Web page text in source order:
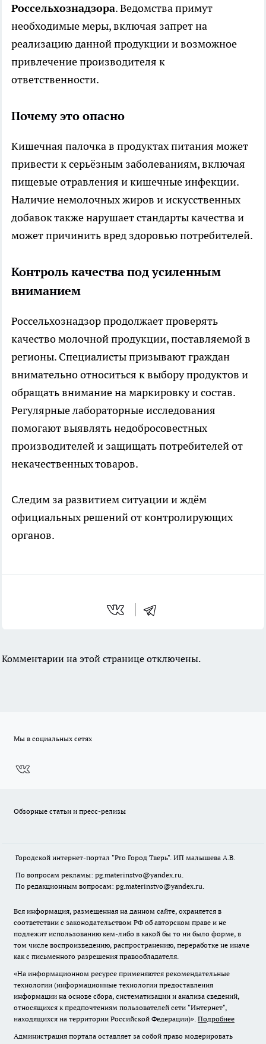
Россельхознадзора. Ведомства примут
необходимые меры, включая запрет на
реализацию данной продукции и возможное
привлечение производителя к
ответственности.
Почему это опасно
Кишечная палочка в продуктах питания может
привести к серьёзным заболеваниям, включая
пищевые отравления и кишечные инфекции.
Наличие немолочных жиров и искусственных
добавок также нарушает стандарты качества и
может причинить вред здоровью потребителей.
Контроль качества под усиленным
вниманием
Россельхознадзор продолжает проверять
качество молочной продукции, поставляемой в
регионы. Специалисты призывают граждан
внимательно относиться к выбору продуктов и
обращать внимание на маркировку и состав.
Регулярные лабораторные исследования
помогают выявлять недобросовестных
производителей и защищать потребителей от
некачественных товаров.
Следим за развитием ситуации и ждём
официальных решений от контролирующих
органов.
Комментарии на этой странице отключены.
Мы в социальных сетях
Обзорные статьи и пресс-релизы
Городской интернет-портал "Pro Город Тверь". ИП малышева А.В.
По вопросам рекламы: pg.materinstvo@yandex.ru.
По редакционным вопросам: pg.materinstvo@yandex.ru.
Вся информация, размещенная на данном сайте, охраняется в
соответствии с законодательством РФ об авторском праве и не
подлежит использованию кем-либо в какой бы то ни было форме, в
том числе воспроизведению, распространению, переработке не иначе
как с письменного разрешения правообладателя.
«На информационном ресурсе применяются рекомендательные
технологии (информационные технологии предоставления
информации на основе сбора, систематизации и анализа сведений,
относящихся к предпочтениям пользователей сети "Интернет",
находящихся на территории Российской Федерации)». Подробнее
Администрация портала оставляет за собой право модерировать